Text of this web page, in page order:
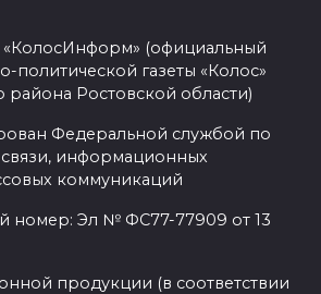
«КолосИнформ» (официальный
политической газеты «Колос»
района Ростовской области)
Федеральной службой по
информационных
коммуникаций
номер: Эл № ФС77-77909 от 13
продукции (в соответствии